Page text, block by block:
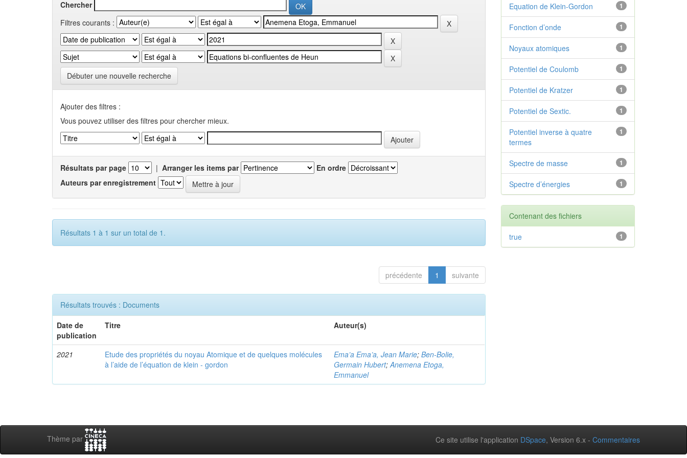
Chercher
Filtres courants :
Débuter une nouvelle recherche
Ajouter des filtres :
Vous pouvez utiliser des filtres pour chercher mieux.
Résultats par page | Arranger les items par
En ordre
Auteurs par enregistrement
Résultats 1 à 1 sur un total de 1.
précédente 1 suivante
Résultats trouvés : Documents
Date de
publication
Titre Auteur(s)
2021
Etude des propriétés du noyau Atomique et de quelques molécules
à l’aide de l’équation de klein - gordon
Ema’a Ema’a, Jean Marie;Ben-Bolie,
Germain Hubert;Anemena Etoga,
Emmanuel
1
Equation de Klein-Gordon
1
Fonction d’onde
1
Noyaux atomiques
1
Potentiel de Coulomb
1
Potentiel de Kratzer
1
Potentiel de Sextic.
1
Potentiel inverse à quatre
termes
1
Spectre de masse
1
Spectre d’énergies
Contenant des fichiers
1
true
Thème par Ce site utilise l'application DSpace, Version 6.x - Commentaires